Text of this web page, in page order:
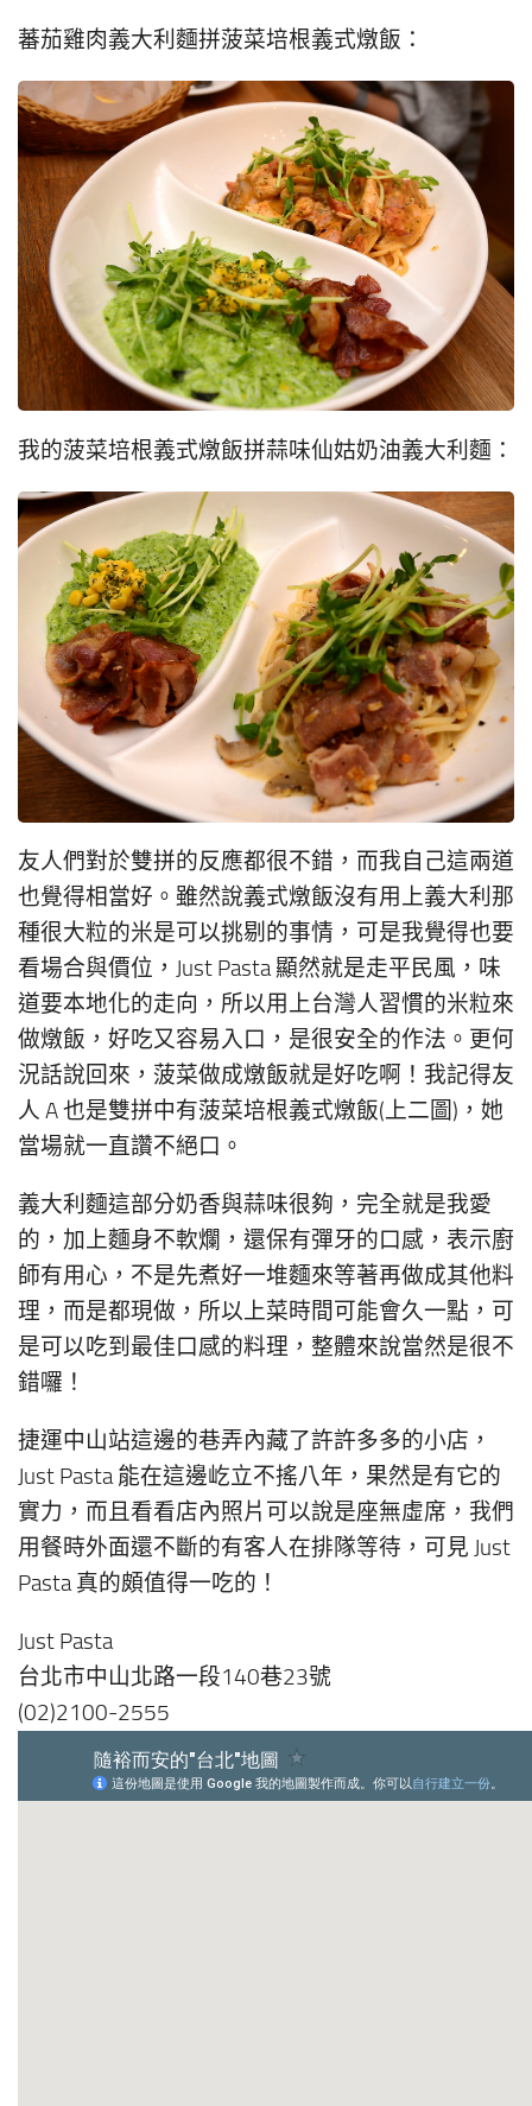
蕃茄雞肉義大利麵拼菠菜培根義式燉飯：
我的菠菜培根義式燉飯拼蒜味仙姑奶油義大利麵：
友人們對於雙拼的反應都很不錯，而我自己這兩道
也覺得相當好。雖然說義式燉飯沒有用上義大利那
種很大粒的米是可以挑剔的事情，可是我覺得也要
看場合與價位，Just Pasta 顯然就是走平民風，味
道要本地化的走向，所以用上台灣人習慣的米粒來
做燉飯，好吃又容易入口，是很安全的作法。更何
況話說回來，菠菜做成燉飯就是好吃啊！我記得友
人 A 也是雙拼中有菠菜培根義式燉飯(上二圖)，她
當場就一直讚不絕口。
義大利麵這部分奶香與蒜味很夠，完全就是我愛
的，加上麵身不軟爛，還保有彈牙的口感，表示廚
師有用心，不是先煮好一堆麵來等著再做成其他料
理，而是都現做，所以上菜時間可能會久一點，可
是可以吃到最佳口感的料理，整體來說當然是很不
錯囉！
捷運中山站這邊的巷弄內藏了許許多多的小店，
Just Pasta 能在這邊屹立不搖八年，果然是有它的
實力，而且看看店內照片可以說是座無虛席，我們
用餐時外面還不斷的有客人在排隊等待，可見 Just
Pasta 真的頗值得一吃的！
Just Pasta
台北市中山北路一段140巷23號
(02)2100-2555